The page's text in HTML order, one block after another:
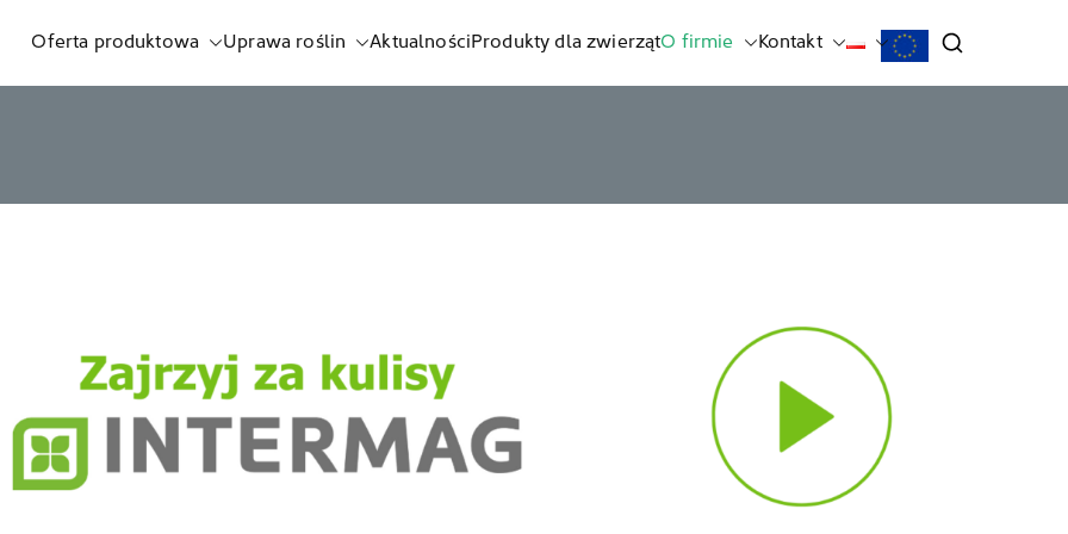
i biostymulatorów
Oferta produktowa Uprawa roślin AktualnościProdukty dla zwierzątO firmie Kontakt